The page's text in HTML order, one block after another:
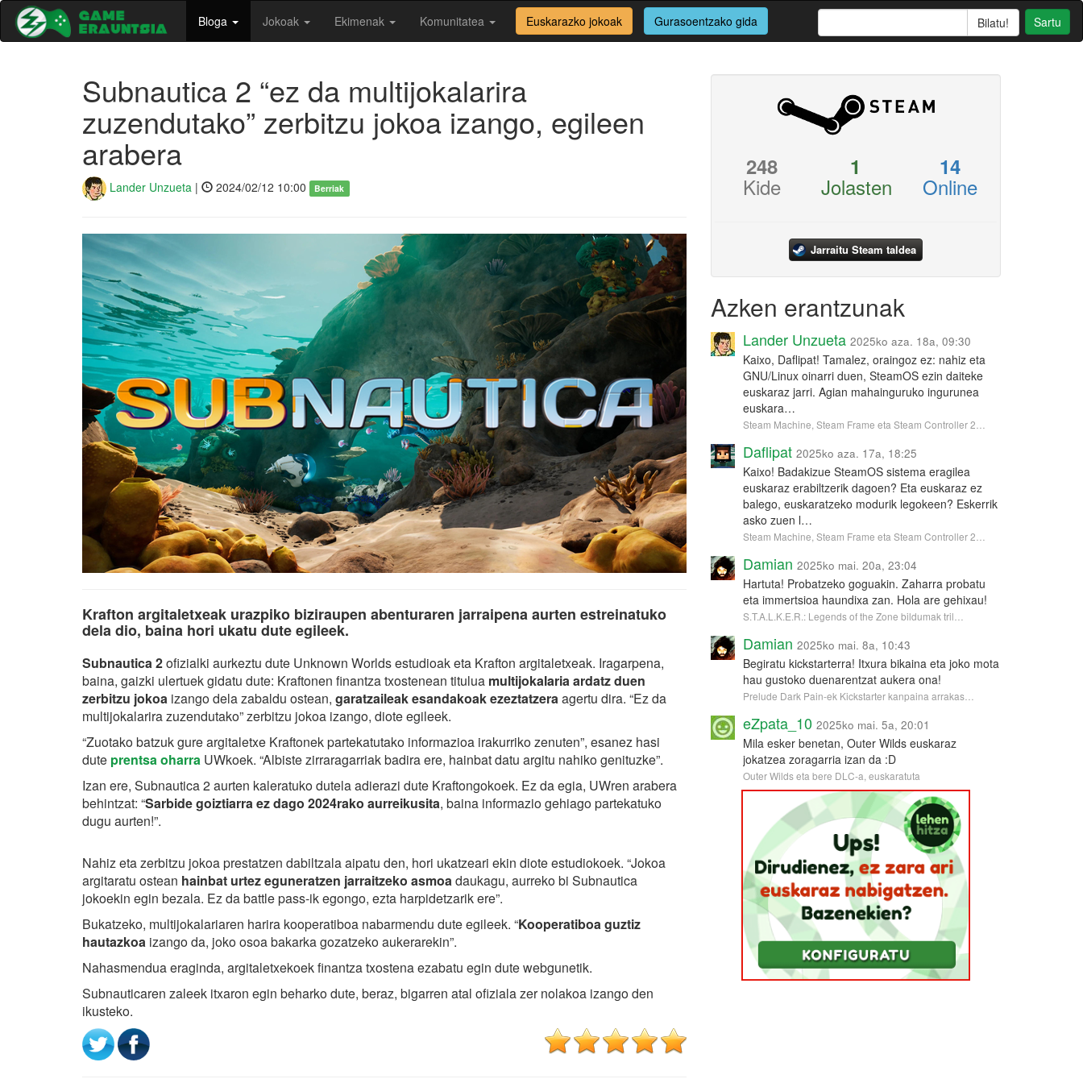
Bloga Jokoak Ekimenak Komunitatea Euskarazko jokoak Gurasoentzako gida Sartu
Subnautica 2 “ez da multijokalarira
zuzendutako” zerbitzu jokoa izango, egileen
arabera
Lander Unzueta | 2024/02/12 10:00 Berriak
Krafton argitaletxeak urazpiko biziraupen abenturaren jarraipena aurten estreinatuko
dela dio, baina hori ukatu dute egileek.
Subnautica 2ofizialki aurkeztu dute Unknown Worlds estudioak eta Krafton argitaletxeak. Iragarpena,
baina, gaizki ulertuek gidatu dute: Kraftonen finantza txostenean titulua multijokalaria ardatz duen
zerbitzu jokoa izango dela zabaldu ostean, garatzaileak esandakoak ezeztatzeraagertu dira. “Ez da
multijokalarira zuzendutako” zerbitzu jokoa izango, diote egileek.
“Zuotako batzuk gure argitaletxe Kraftonek partekatutako informazioa irakurriko zenuten”, esanez hasi
dute prentsa oharra UWkoek. “Albiste zirraragarriak badira ere, hainbat datu argitu nahiko genituzke”.
Izan ere, Subnautica 2 aurten kaleratuko dutela adierazi dute Kraftongokoek. Ez da egia, UWren arabera
behintzat: “Sarbide goiztiarra ez dago 2024rako aurreikusita, baina informazio gehiago partekatuko
dugu aurten!”.
Nahiz eta zerbitzu jokoa prestatzen dabiltzala aipatu den, hori ukatzeari ekin diote estudiokoek. “Jokoa
argitaratu ostean hainbat urtez eguneratzen jarraitzeko asmoadaukagu, aurreko bi Subnautica
jokoekin egin bezala. Ez da battle pass-ik egongo, ezta harpidetzarik ere”.
Bukatzeko, multijokalariaren harira kooperatiboa nabarmendu dute egileek. “Kooperatiboa guztiz
hautazkoa izango da, joko osoa bakarka gozatzeko aukerarekin”.
Nahasmendua eraginda, argitaletxekoek finantza txostena ezabatu egin dute webgunetik.
Subnauticaren zaleek itxaron egin beharko dute, beraz, bigarren atal ofiziala zer nolakoa izango den
ikusteko.
248
Kide
1
Jolasten
14
Online
Jarraitu Steam taldea
Azken erantzunak
Lander Unzueta 2025ko aza. 18a, 09:30
Kaixo, Daflipat! Tamalez, oraingoz ez: nahiz eta
GNU/Linux oinarri duen, SteamOS ezin daiteke
euskaraz jarri. Agian mahainguruko ingurunea
euskara…
Steam Machine, Steam Frame eta Steam Controller 2…
Daflipat 2025ko aza. 17a, 18:25
Kaixo! Badakizue SteamOS sistema eragilea
euskaraz erabiltzerik dagoen? Eta euskaraz ez
balego, euskaratzeko modurik legokeen? Eskerrik
asko zuen l…
Steam Machine, Steam Frame eta Steam Controller 2…
Damian 2025ko mai. 20a, 23:04
Hartuta! Probatzeko goguakin. Zaharra probatu
eta immertsioa haundixa zan. Hola are gehixau!
S.T.A.L.K.E.R.: Legends of the Zone bildumak tril…
Damian 2025ko mai. 8a, 10:43
Begiratu kickstarterra! Itxura bikaina eta joko mota
hau gustoko duenarentzat aukera ona!
Prelude Dark Pain-ek Kickstarter kanpaina arrakas…
eZpata_10 2025ko mai. 5a, 20:01
Mila esker benetan, Outer Wilds euskaraz
jokatzea zoragarria izan da :D
Outer Wilds eta bere DLC-a, euskaratuta